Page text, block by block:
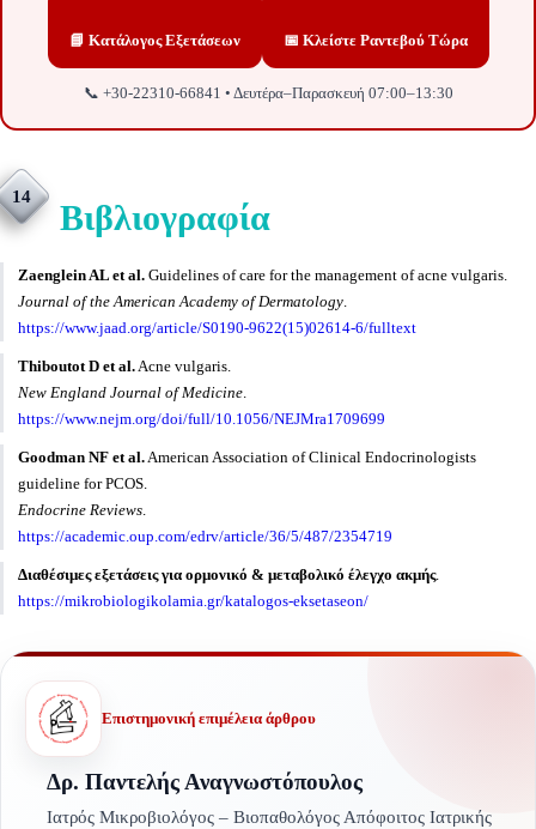
📘 Κατάλογος Εξετάσεων 📅 Κλείστε Ραντεβού Τώρα
📞 +30-22310-66841 • Δευτέρα–Παρασκευή 07:00–13:30
14
Βιβλιογραφία
Zaenglein AL et al. Guidelines of care for the management of acne vulgaris.
Journal of the American Academy of Dermatology.
https://www.jaad.org/article/S0190-9622(15)02614-6/fulltext
Thiboutot D et al.Acne vulgaris.
New England Journal of Medicine.
https://www.nejm.org/doi/full/10.1056/NEJMra1709699
Goodman NF et al.American Association of Clinical Endocrinologists
guideline for PCOS.
Endocrine Reviews.
https://academic.oup.com/edrv/article/36/5/487/2354719
Διαθέσιμες εξετάσεις για ορμονικό & μεταβολικό έλεγχο ακμής.
https://mikrobiologikolamia.gr/katalogos-eksetaseon/
Επιστημονική επιμέλεια άρθρου
Δρ. Παντελής Αναγνωστόπουλος
Ιατρός Μικροβιολόγος – Βιοπαθολόγος Απόφοιτος Ιατρικής